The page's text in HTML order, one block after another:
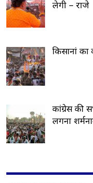
लेगी – राजे
किसानां
कांग्रेस की
लगना